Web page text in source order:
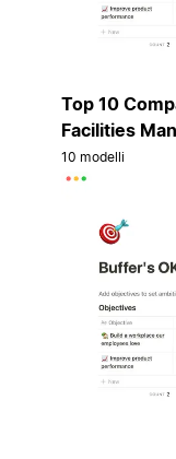
Top 10
Facilities
10 modelli